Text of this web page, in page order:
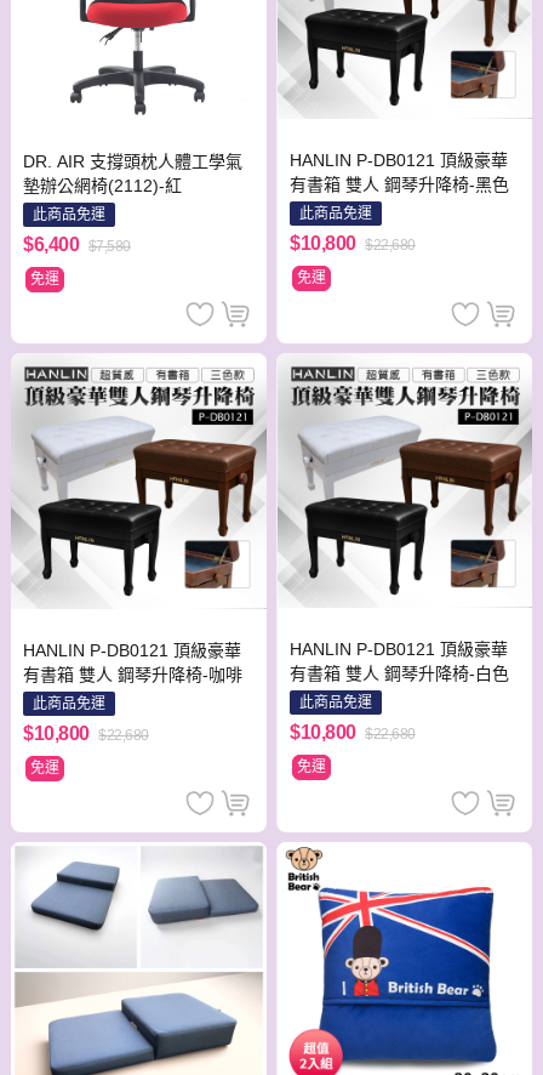
DR. AIR 支撐頭枕人體工學氣
墊辦公網椅(2112)-紅
此商品免運
$6,400 $7,580
免運
HANLIN P-DB0121 頂級豪華
有書箱 雙人 鋼琴升降椅-黑色
此商品免運
$10,800 $22,680
免運
HANLIN P-DB0121 頂級豪華
有書箱 雙人 鋼琴升降椅-咖啡
此商品免運
$10,800 $22,680
免運
HANLIN P-DB0121 頂級豪華
有書箱 雙人 鋼琴升降椅-白色
此商品免運
$10,800 $22,680
免運